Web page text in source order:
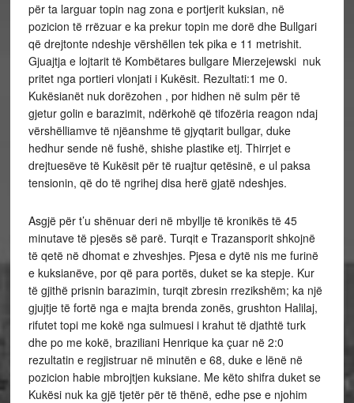
për ta larguar topin nag zona e portjerit kuksian, në
pozicion të rrëzuar e ka prekur topin me dorë dhe Bullgari
që drejtonte ndeshje vërshëllen tek pika e 11 metrishit.
Gjuajtja e lojtarit të Kombëtares bullgare Mierzejewski nuk
pritet nga portieri vlonjati i Kukësit. Rezultati:1 me 0.
Kukësianët nuk dorëzohen , por hidhen në sulm për të
gjetur golin e barazimit, ndërkohë që tifozëria reagon ndaj
vërshëlliamve të njëanshme të gjyqtarit bullgar, duke
hedhur sende në fushë, shishe plastike etj. Thirrjet e
drejtuesëve të Kukësit për të ruajtur qetësinë, e ul paksa
tensionin, që do të ngrihej disa herë gjatë ndeshjes.
Asgjë për t’u shënuar deri në mbyllje të kronikës të 45
minutave të pjesës së parë. Turqit e Trazansporit shkojnë
të qetë në dhomat e zhveshjes. Pjesa e dytë nis me furinë
e kuksianëve, por që para portës, duket se ka stepje. Kur
të gjithë prisnin barazimin, turqit zbresin rrezikshëm; ka një
gjujtje të fortë nga e majta brenda zonës, grushton Halilaj,
rifutet topi me kokë nga sulmuesi i krahut të djathtë turk
dhe po me kokë, braziliani Henrique ka çuar në 2:0
rezultatin e regjistruar në minutën e 68, duke e lënë në
pozicion habie mbrojtjen kuksiane. Me këto shifra duket se
Kukësi nuk ka gjë tjetër për të thënë, edhe pse e njohim